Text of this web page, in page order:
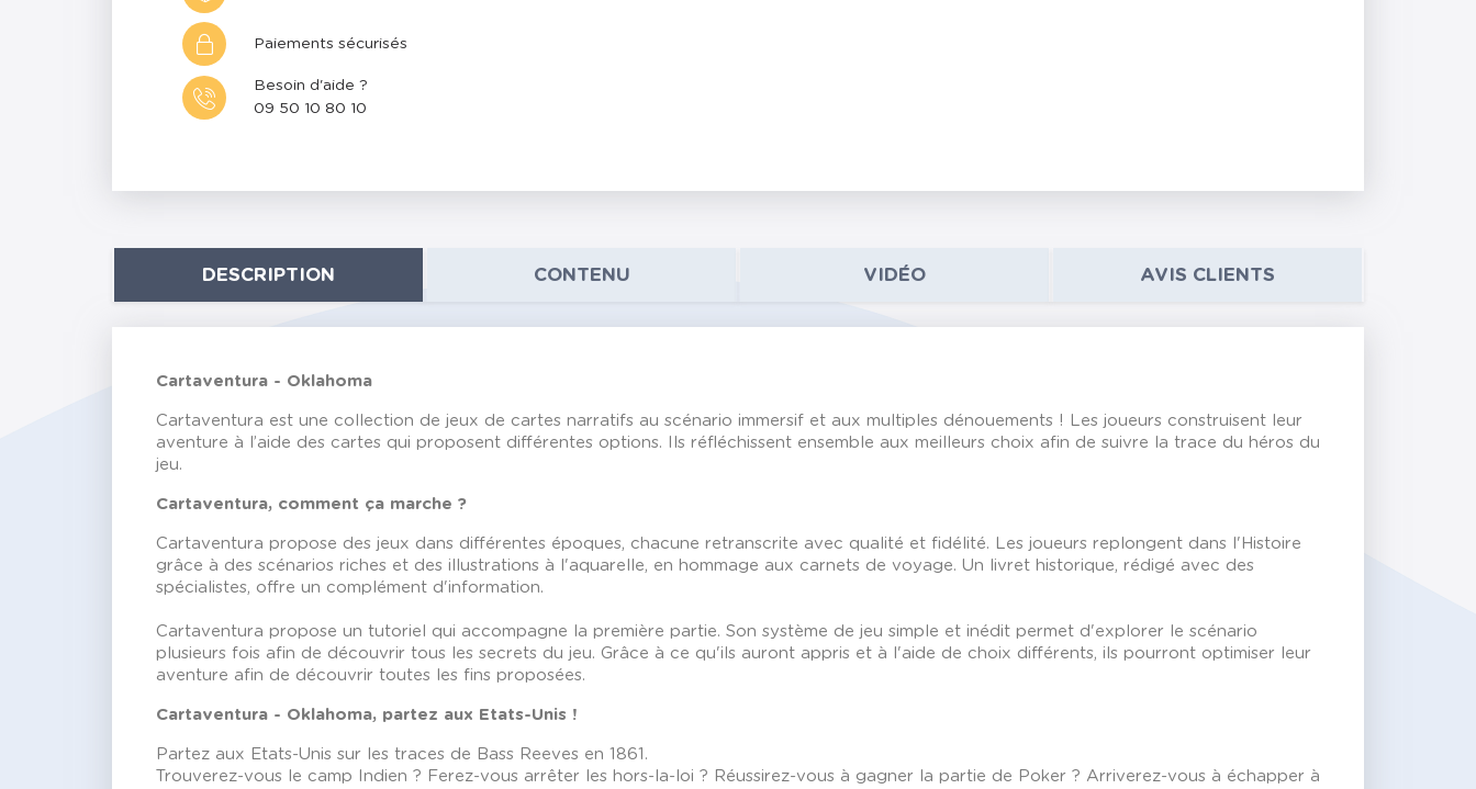
Paiements sécurisés
Besoin d'aide ?
09 50 10 80 10
DESCRIPTION CONTENU VIDÉO AVIS CLIENTS
Cartaventura - Oklahoma
Cartaventura est une collection de jeux de cartes narratifs au scénario immersif et aux multiples dénouements ! Les joueurs construisent leur
aventure à l’aide des cartes qui proposent différentes options. Ils réfléchissent ensemble aux meilleurs choix afin de suivre la trace du héros du
jeu.
Cartaventura, comment ça marche ?
Cartaventura propose des jeux dans différentes époques, chacune retranscrite avec qualité et fidélité. Les joueurs replongent dans l'Histoire
grâce à des scénarios riches et des illustrations à l'aquarelle, en hommage aux carnets de voyage. Un livret historique, rédigé avec des
spécialistes, offre un complément d'information.
Cartaventura propose un tutoriel qui accompagne la première partie. Son système de jeu simple et inédit permet d'explorer le scénario
plusieurs fois afin de découvrir tous les secrets du jeu. Grâce à ce qu'ils auront appris et à l'aide de choix différents, ils pourront optimiser leur
aventure afin de découvrir toutes les fins proposées.
Cartaventura - Oklahoma, partez aux Etats-Unis !
Partez aux Etats-Unis sur les traces de Bass Reeves en 1861.
Trouverez-vous le camp Indien ? Ferez-vous arrêter les hors-la-loi ? Réussirez-vous à gagner la partie de Poker ? Arriverez-vous à échapper à